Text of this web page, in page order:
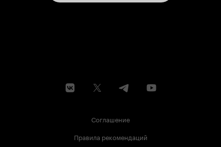
Соглашение
Правила рекомендаций